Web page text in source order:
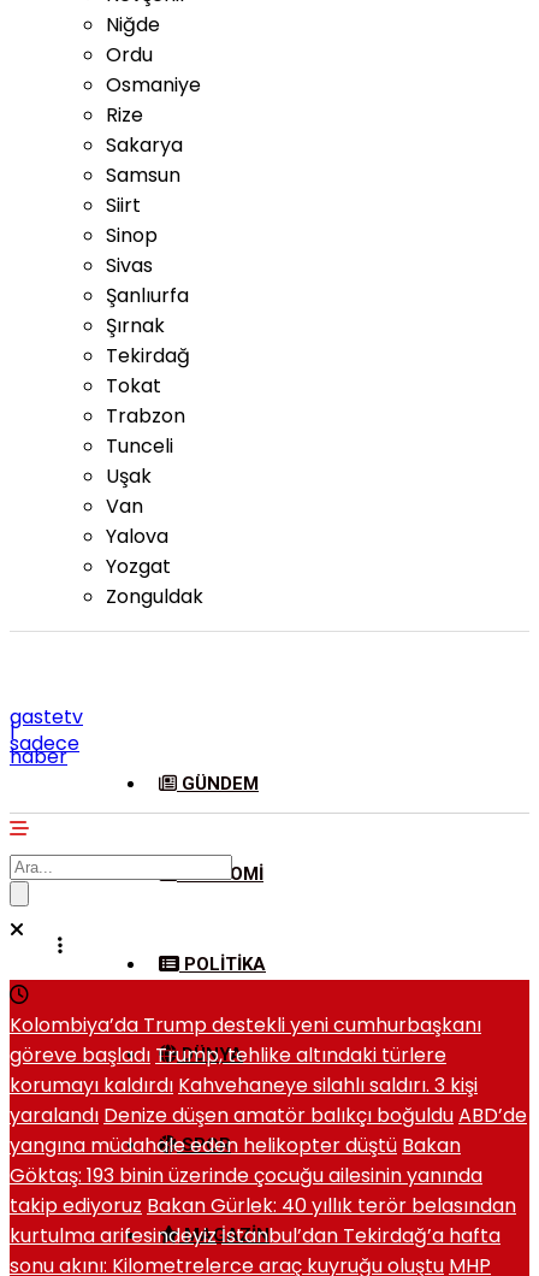
Niğde
Ordu
Osmaniye
Rize
Sakarya
Samsun
Siirt
Sinop
Sivas
Şanlıurfa
Şırnak
Tekirdağ
Tokat
Trabzon
Tunceli
Uşak
Van
Yalova
Yozgat
Zonguldak
gastetv
|
sadece
haber
GÜNDEM
EKONOMI
POLITIKA
DÜNYA
SPOR
MAGAZIN
Kolombiya’da Trump destekli yeni cumhurbaşkanı
göreve başladı Trump, tehlike altındaki türlere
korumayı kaldırdı Kahvehaneye silahlı saldırı. 3 kişi
yaralandı Denize düşen amatör balıkçı boğulduABD’de
yangına müdahale eden helikopter düştü Bakan
Göktaş: 193 binin üzerinde çocuğu ailesinin yanında
takip ediyoruz Bakan Gürlek: 40 yıllık terör belasından
kurtulma arifesindeyizİstanbul’dan Tekirdağ’a hafta
sonu akını: Kilometrelerce araç kuyruğu oluştu MHP